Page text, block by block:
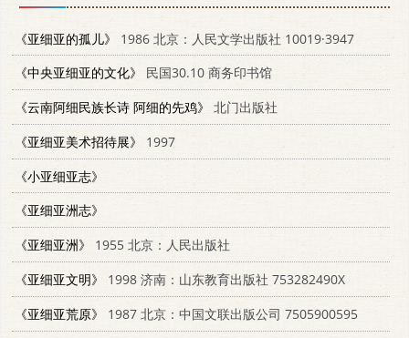
《亚细亚的孤儿》
1986 北京：人民文学出版社 10019·3947
《中央亚细亚的文化》
民国30.10 商务印书馆
《云南阿细民族长诗 阿细的先鸡》
北门出版社
《亚细亚美术招待展》
1997
《小亚细亚志》
《亚细亚洲志》
《亚细亚洲》
1955 北京：人民出版社
《亚细亚文明》
1998 济南：山东教育出版社 753282490X
《亚细亚荒原》
1987 北京：中国文联出版公司 7505900595